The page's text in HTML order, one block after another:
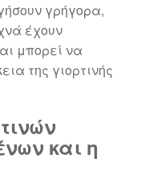
γρήγορα,
έχουν
μπορεί να
της γιορτινής
και η